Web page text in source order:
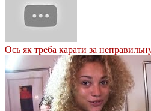
Ось як треба карати за